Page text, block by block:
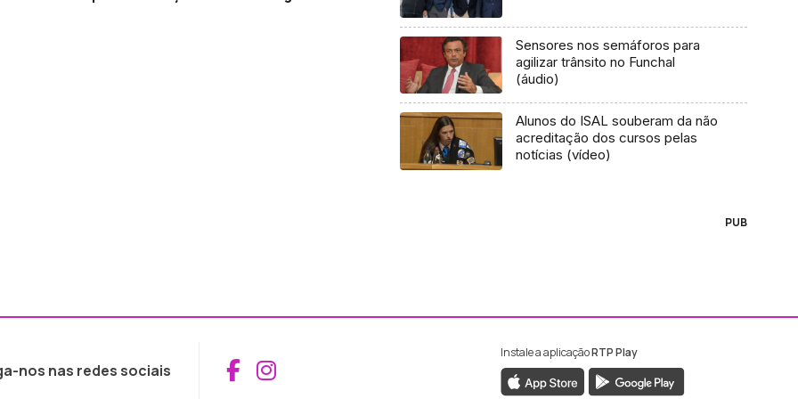
Sensores nos semáforos para
agilizar trânsito no Funchal
(áudio)
Alunos do ISAL souberam da não
acreditação dos cursos pelas
notícias (vídeo)
PUB
nos nas redes sociais Aceder ao Facebook da RTP Madeira
Aceder ao Instagram da RTP Madeira
Instale a aplicaçãoRTP Play